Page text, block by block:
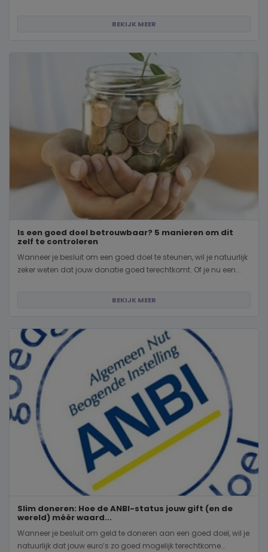
BEKIJK MEER
Is een goed doel betrouwbaar? 5 manieren om dit
zelf te controleren
Wanneer je besluit om een goed doel te steunen, wil je natuurlijk
zeker weten dat jouw donatie goed terechtkomt. Of je nu een...
BEKIJK MEER
Slim doneren: Hoe de ANBI-status jouw gift (en de
wereld) méér waard...
Wanneer je besluit om geld te doneren aan een goed doel, wil je
natuurlijk dat jouw euro’s zo goed mogelijk terechtkome...